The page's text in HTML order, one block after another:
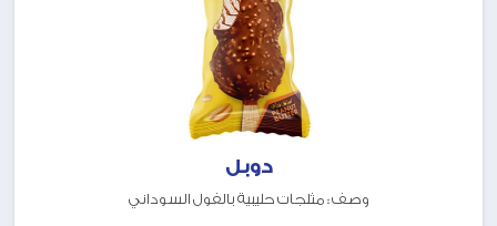
دوبل
وصف : مثلجات حليبية بالفول السوداني